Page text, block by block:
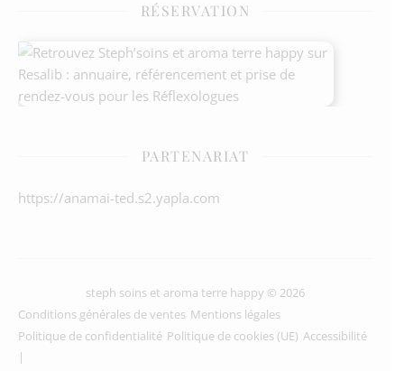
RÉSERVATION
PARTENARIAT
https://anamai-ted.s2.yapla.com
steph soins et aroma terre happy © 2026
Conditions générales de ventes Mentions légales
Politique de confidentialité Politique de cookies (UE) Accessibilité